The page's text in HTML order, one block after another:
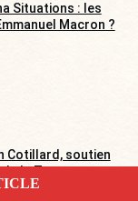
Situations : les
Macron ?
Cotillard, soutien
la Terre,